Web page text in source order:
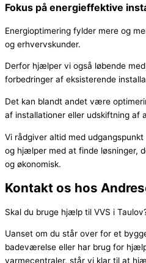
Fokus på energieffektive
Energioptimering fylder mere og
og erhvervskunder.
Derfor hjælper vi også løbende
forbedringer af eksisterende
Det kan blandt andet være
af installationer eller udskiftning af
Vi rådgiver altid med
og hjælper med at finde løsninger,
og økonomisk.
Kontakt os hos
Skal du bruge hjælp til VVS i
Uanset om du står over for et
badeværelse eller har brug for
varmecentraler, står vi klar til at